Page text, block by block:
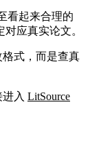
看起来合理的
应真实论文。
式，而是查真
入 LitSource